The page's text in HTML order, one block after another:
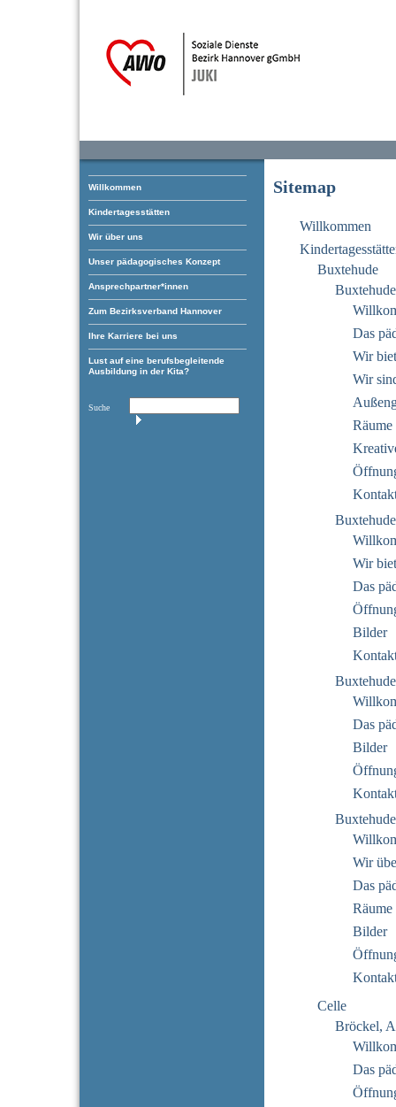
Willkommen
Kindertagesstätten
Wir über uns
Unser pädagogisches Konzept
Ansprechpartner*innen
Zum Bezirksverband Hannover
Ihre Karriere bei uns
Lust auf eine berufsbegleitende
Ausbildung in der Kita?
Suche
Sitemap
Willkommen
Buxtehude
Das
Wir
Wir
Räume
Wir
Das
Bilder
Das
Bilder
Wir
Das
Räume
Bilder
Celle
Bröckel,
Das